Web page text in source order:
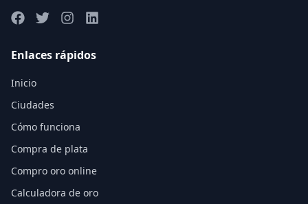
Enlaces rápidos
Inicio
Ciudades
Cómo funciona
Compra de plata
Compro oro online
Calculadora de oro